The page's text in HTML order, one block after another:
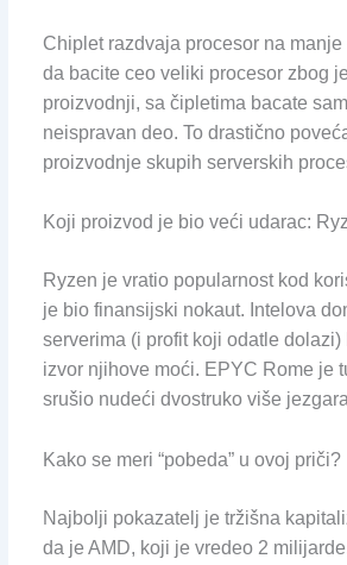
Chiplet razdvaja procesor na
da bacite ceo veliki procesor zbog
proizvodnji, sa čipletima bacate
neispravan deo. To drastično
proizvodnje skupih serverskih
Koji proizvod je bio veći udarac:
Ryzen je vratio popularnost kod
je bio finansijski nokaut. Intelova
serverima (i profit koji odatle
izvor njihove moći. EPYC Rome je
srušio nudeći dvostruko više
Kako se meri “pobeda” u ovoj priči?
Najbolji pokazatelj je tržišna
da je AMD, koji je vredeo 2